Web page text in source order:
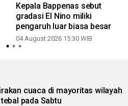
Kepala Bappenas sebut
gradasi El Nino miliki
pengaruh luar biasa besar
04 August 2026 15:30 WIB
cuaca di mayoritas wilayah
pada Sabtu